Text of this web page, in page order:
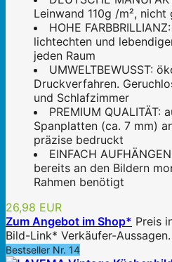
Leinwand 110g /m²,
HOHE
lichtechten und
jeden Raum
UMWELTBEWUSST:
Druckverfahren.
und Schlafzimmer
PREMIUM QUALITÄT:
Spanplatten (ca. 7 mm)
präzise bedruckt
EINFACH
bereits an den Bildern
Rahmen benötigt
26,98 EUR
Zum Angebot im Shop* Preis
Bild-Link* Verkäufer-
Bestseller Nr. 14